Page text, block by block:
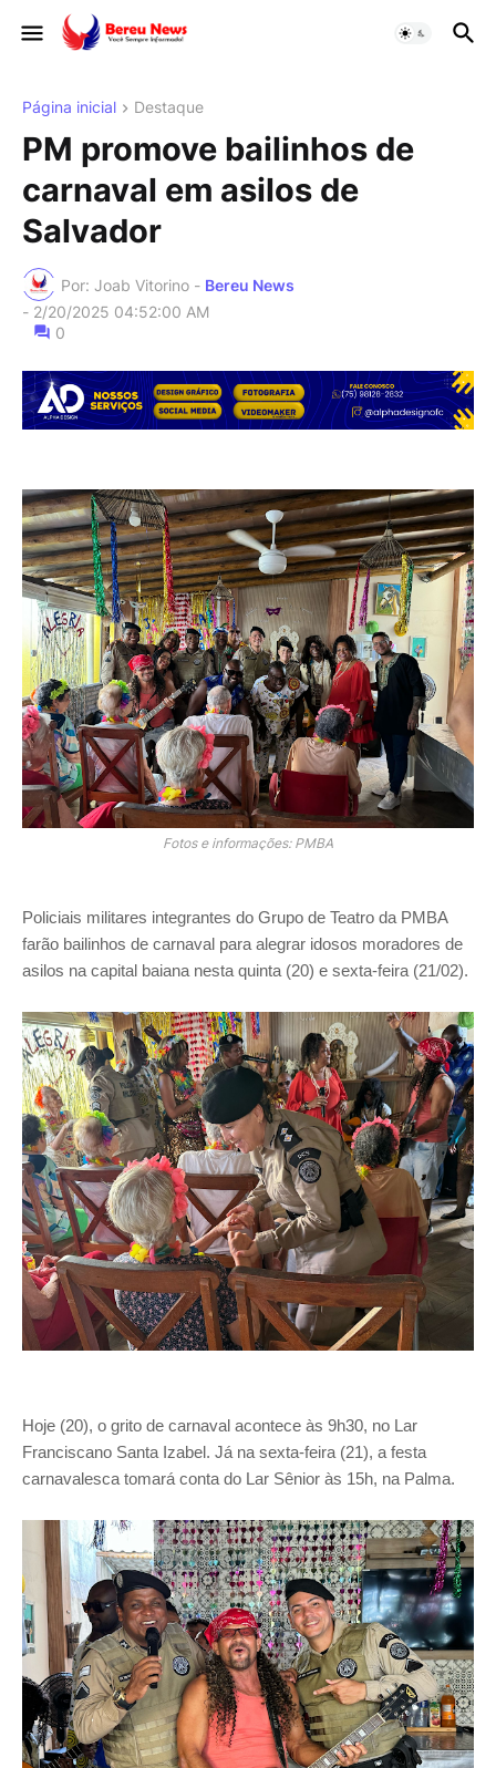
Página inicial Destaque
PM promove bailinhos de
carnaval em asilos de
Salvador
Por: Joab Vitorino - Bereu News
- 2/20/2025 04:52:00 AM
0
Fotos e informações: PMBA
Policiais militares integrantes do Grupo de Teatro da PMBA
farão bailinhos de carnaval para alegrar idosos moradores de
asilos na capital baiana nesta quinta (20) e sexta-feira (21/02).
Hoje (20), o grito de carnaval acontece às 9h30, no Lar
Franciscano Santa Izabel. Já na sexta-feira (21), a festa
carnavalesca tomará conta do Lar Sênior às 15h, na Palma.